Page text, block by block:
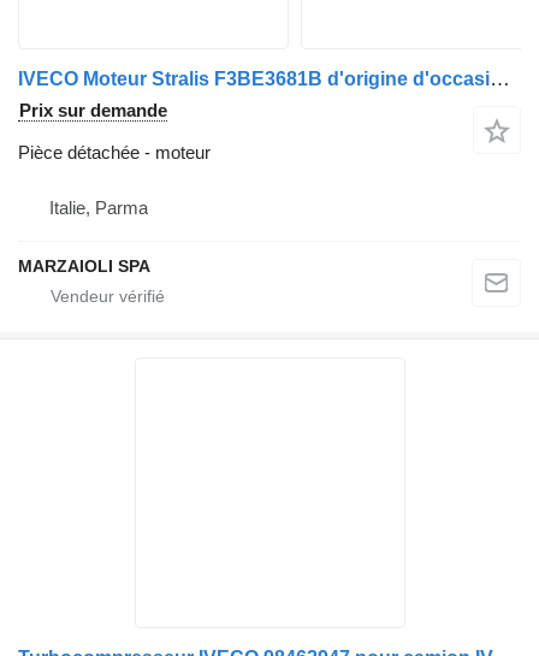
IVECO Moteur Stralis F3BE3681B d'origine d'occasion pour camion IVECO Stralis 2007-2012
Prix sur demande
Pièce détachée - moteur
Italie, Parma
MARZAIOLI SPA